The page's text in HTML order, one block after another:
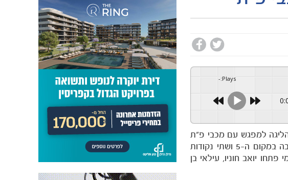
Plays
:
-
׳שחר׳ חזרה אל הליגה למפגש עם מכבי פ״ת
במסגרת המחזור ה-17 בליגה שסוגר את הסיבוב. הצהובים הגיעו להתמודדות מהמקום ה-3 כאשר היריבה במקום ה-5 ושתי נקודות
יואב חוניו, עילאי בן